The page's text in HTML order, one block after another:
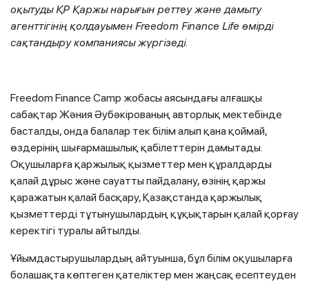
оқытуды ҚР Қаржы нарығын реттеу және дамыту
агенттігінің қолдауымен Freedom Finance Life өмірді
сақтандыру компаниясы жүргізеді.
Freedom Finance Camp жобасы аясындағы алғашқы
сабақтар Жәния Әубәкірованың авторлық мектебінде
басталды, онда балалар тек білім алып қана қоймай,
өздерінің шығармашылық қабілеттерін дамытады.
Оқушыларға қаржылық қызметтер мен құралдарды
қалай дұрыс және сауатты пайдалану, өзінің қаржы
қаражатын қалай басқару, Қазақстанда қаржылық
қызметтерді тұтынушылардың құқықтарын қалай қорғау
керектігі туралы айтылды.
Ұйымдастырушылардың айтуынша, бұл білім оқушыларға
болашақта көптеген қателіктер мен жаңсақ есептеуден